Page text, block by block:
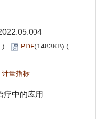
) PDF(1483KB) (
计量指标
疗中的应用